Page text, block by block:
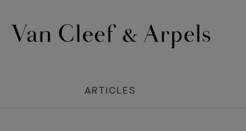
Van
ARTICLES